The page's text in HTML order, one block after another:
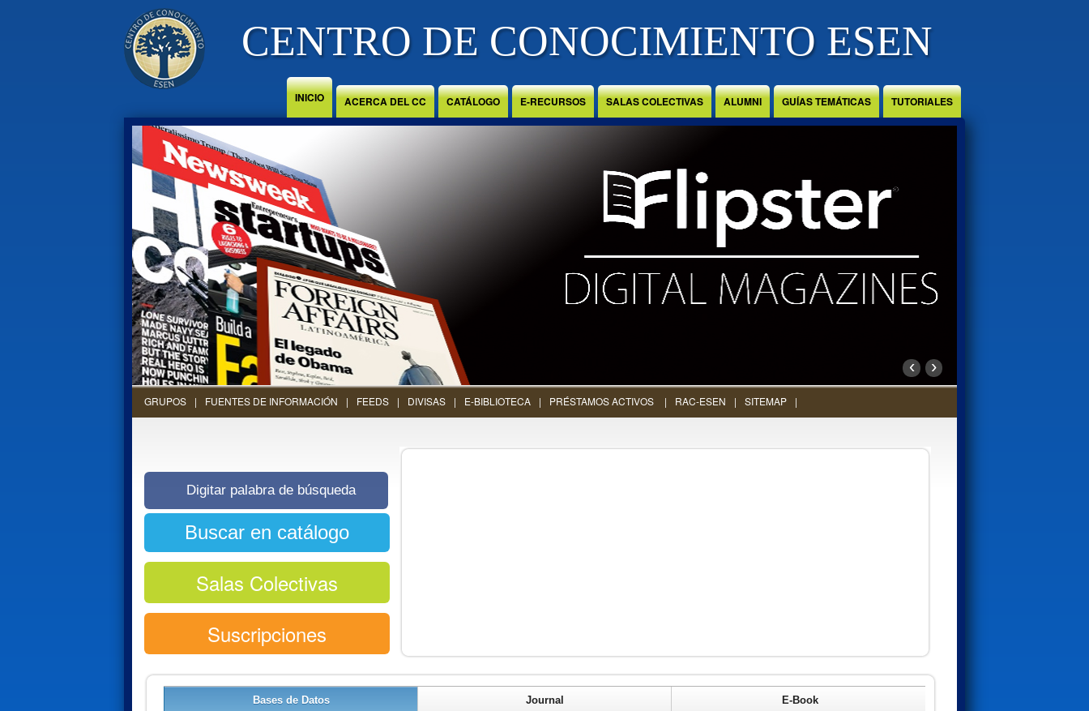
CENTRO DE CONOCIMIENTO ESEN
INICIO ACERCA DEL CC CATÁLOGO E-RECURSOS SALAS COLECTIVAS ALUMNI GUÍAS TEMÁTICAS TUTORIALES
‹ ›
GRUPOS FUENTES DE INFORMACIÓN FEEDS DIVISAS E-BIBLIOTECA PRÉSTAMOS ACTIVOS RAC-ESEN SITEMAP
Salas Colectivas
Suscripciones